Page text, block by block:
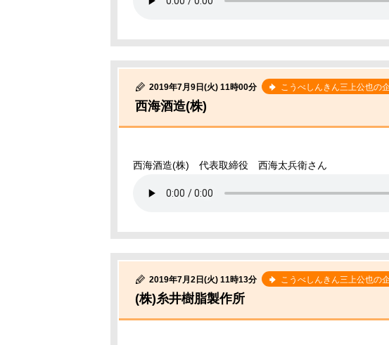
2019年7月9日(火) 11時00分 こうべしんきん三上公也の
西海酒造(株)
西海酒造(株) 代表取締役 西海太兵衛さん
2019年7月2日(火) 11時13分 こうべしんきん三上公也の
(株)糸井樹脂製作所